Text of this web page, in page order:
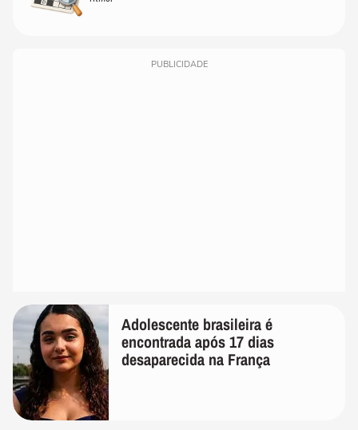
PUBLICIDADE
Adolescente brasileira é
encontrada após 17 dias
desaparecida na França